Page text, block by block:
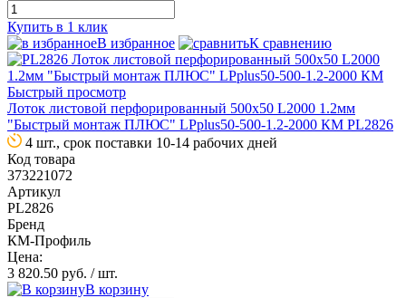
Купить в 1 клик
В избранное
К сравнению
Быстрый просмотр
Лоток листовой перфорированный 500х50 L2000 1.2мм
"Быстрый монтаж ПЛЮС" LPplus50-500-1.2-2000 КМ PL2826
4 шт., срок поставки 10-14 рабочих дней
Код товара
373221072
Артикул
PL2826
Бренд
КМ-Профиль
Цена:
3 820.50 руб. / шт.
В корзину